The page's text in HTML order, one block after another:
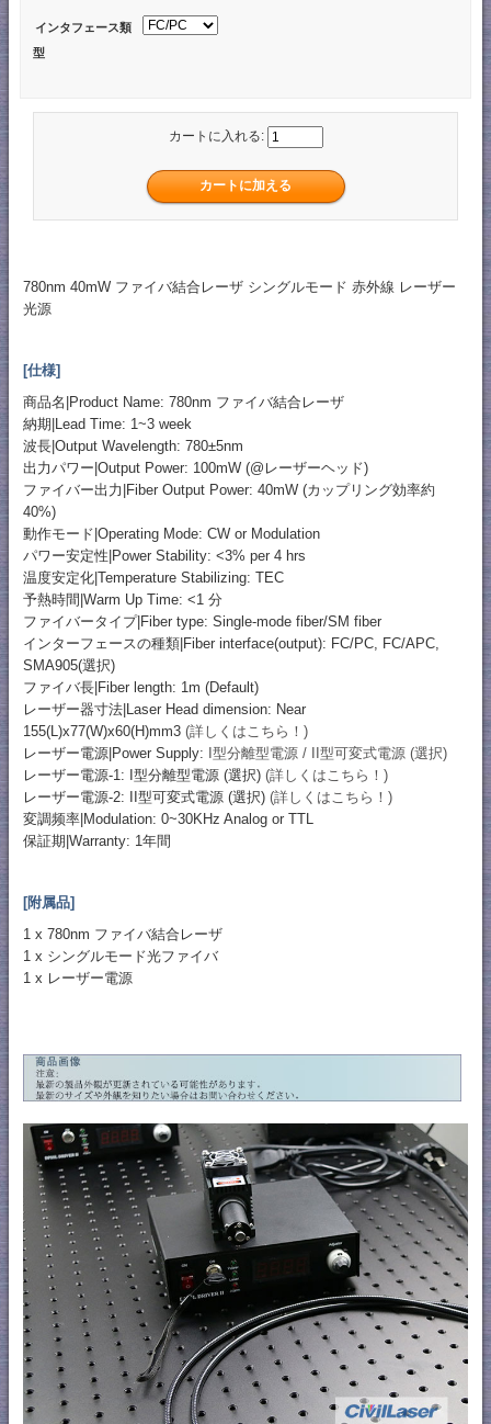
インタフェース類
型
カートに入れる:
780nm 40mW ファイバ結合レーザ シングルモード 赤外線 レーザー
光源
[仕様]
商品名|Product Name: 780nm ファイバ結合レーザ
納期|Lead Time: 1~3 week
波長|Output Wavelength: 780±5nm
出力パワー|Output Power: 100mW (@レーザーヘッド)
ファイバー出力|Fiber Output Power: 40mW (カップリング効率約
40%)
動作モード|Operating Mode: CW or Modulation
パワー安定性|Power Stability: <3% per 4 hrs
温度安定化|Temperature Stabilizing: TEC
予熱時間|Warm Up Time: <1 分
ファイバータイプ|Fiber type: Single-mode fiber/SM fiber
インターフェースの種類|Fiber interface(output): FC/PC, FC/APC,
SMA905(選択)
ファイバ長|Fiber length: 1m (Default)
レーザー器寸法|Laser Head dimension: Near
155(L)x77(W)x60(H)mm3 (詳しくはこちら！)
レーザー電源|Power Supply: I型分離型電源 / II型可変式電源 (選択)
レーザー電源-1: I型分離型電源 (選択) (詳しくはこちら！)
レーザー電源-2: II型可変式電源 (選択) (詳しくはこちら！)
変調频率|Modulation: 0~30KHz Analog or TTL
保証期|Warranty: 1年間
[附属品]
1 x 780nm ファイバ結合レーザ
1 x シングルモード光ファイバ
1 x レーザー電源